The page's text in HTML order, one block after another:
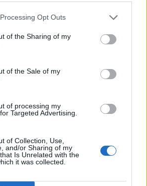
Opt Outs
of the Sharing of my
of the Sale of my
of processing my
Targeted Advertising.
of Collection, Use,
and/or Sharing of my
Is Unrelated with the
it was collected.
ότι το φάρμακο
αποκλειστικά